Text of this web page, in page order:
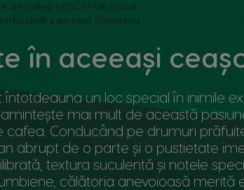
în aceeași
un loc special în inimile
mai mult de această
cafea. Conducând pe drumuri
abrupt de o parte și o pustietate
textura suculentă și notele
călătoria anevoioasă merită